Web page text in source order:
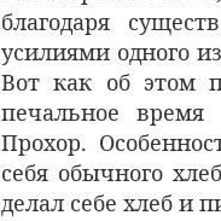
благодаря
усилиями одного
Вот как об этом
печальное
Прохор.
себя обычного
делал себе хлеб и